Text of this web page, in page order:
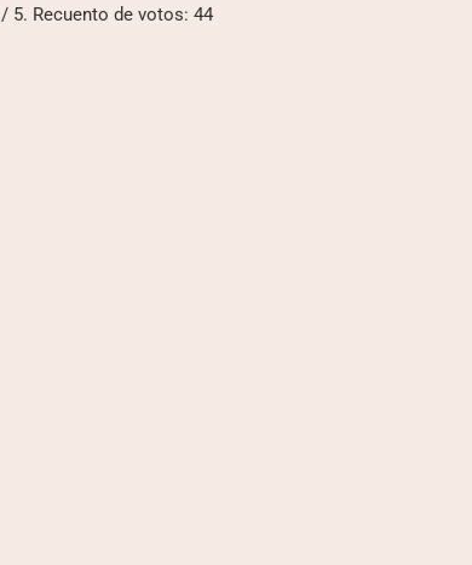
/ 5. Recuento de votos: 44